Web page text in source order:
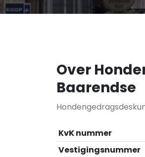
Over
Baarendse
KvK nummer
Vestigingsnummer